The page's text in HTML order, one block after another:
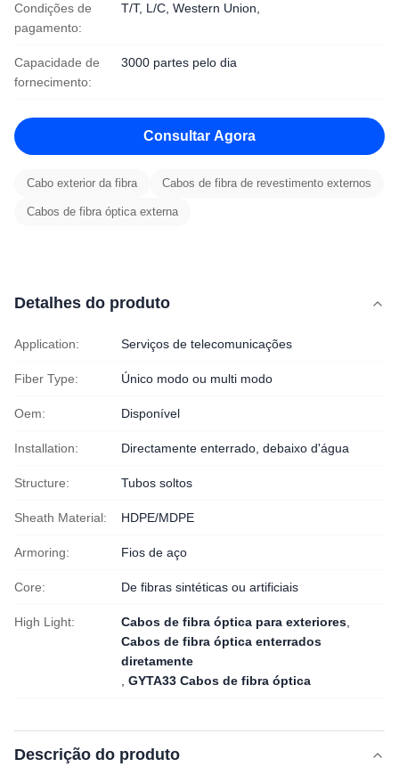
Condições de
pagamento:
T/T, L/C, Western Union,
Capacidade de
fornecimento:
3000 partes pelo dia
Consultar Agora
Cabo exterior da fibra Cabos de fibra de revestimento externos
Cabos de fibra óptica externa
Detalhes do produto
Application: Serviços de telecomunicações
Fiber Type: Único modo ou multi modo
Oem: Disponível
Installation: Directamente enterrado, debaixo d'água
Structure: Tubos soltos
Sheath Material: HDPE/MDPE
Armoring: Fios de aço
Core: De fibras sintéticas ou artificiais
High Light: Cabos de fibra óptica para exteriores
Cabos de fibra óptica enterrados
diretamente
GYTA33 Cabos de fibra óptica
Descrição do produto